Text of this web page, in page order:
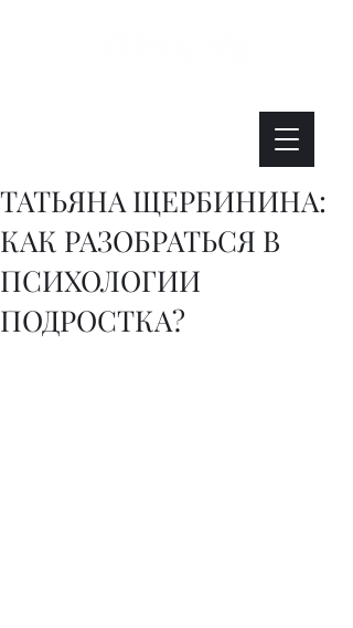
ТАТЬЯНА ЩЕРБИНИНА:
КАК РАЗОБРАТЬСЯ В
ПСИХОЛОГИИ
ПОДРОСТКА?